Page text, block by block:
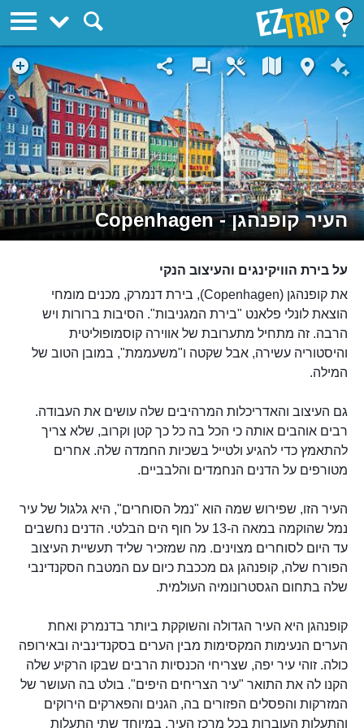
העיר קופנהגן - Copenhagen
על בירת הוויקינגים והעיצוב הנקי
את קופנהגן (Copenhagen), בירת דנמרק, מכנים מומחי
הוצאת לונלי פלאנט "בירת המגניבות". הסיבות ברורות ויש
הרבה. זה מתחיל מתערובת של אווירה קוסמופוליטית
והיסטוריה עשירה, אבל שקטה ו"משעממת", במובן הטוב של
המילה.
גם העיצוב והאדריכלות המרהיבים שלה עושים את העבודה.
רבים אוהבים אותה כי הכל בה כל כך קטן וקרוב, שלא צריך
להתאמץ כדי להגיע ולטייל בשכיות החמדה שלה. אחרים
מטורפים על הדנים הנחמדים והלבביים.
העיר הזו, שפירוש שמה הוא "נמל הסוחרים", היא גלגול של עיר
נמל שהוקמה במאה ה-13 על חוף הים הבלטי. הדנים נחשבים
עד היום לסוחרים מצוינים. מה שמזכיר שליד תעשיית העיצוב
הפורח שלה, קופנהגן גם מככבת כיום עם המטבח הסקנדינבי
שלה בתחום הגסטרונומיה העולמית.
קופנהגן היא העיר הגדולה והשוקקת ביותר בדנמרק ואחת
הערים הנעימות המקסימות מבין הערים בסקנדינביה ובאירופה
כולה. זוהי עיר יפה, שצריחי הכנסיות הרבים שבקו הרקיע שלה
הקנו לה את התואר "עיר הצריחים היפים". בולט בה העושר של
המזרקות והפסלים הפזורים בה, הגנים והפארקים הירוקים
והתעלות העוברות בכל מרכז העיר, במיוחד שתי התעלות
EZTrip